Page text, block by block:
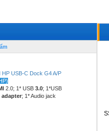
HP USB-C Dock G4 A/P
2.0; 1* USB3.0; 1*USB
adapter; 1* Audio jack